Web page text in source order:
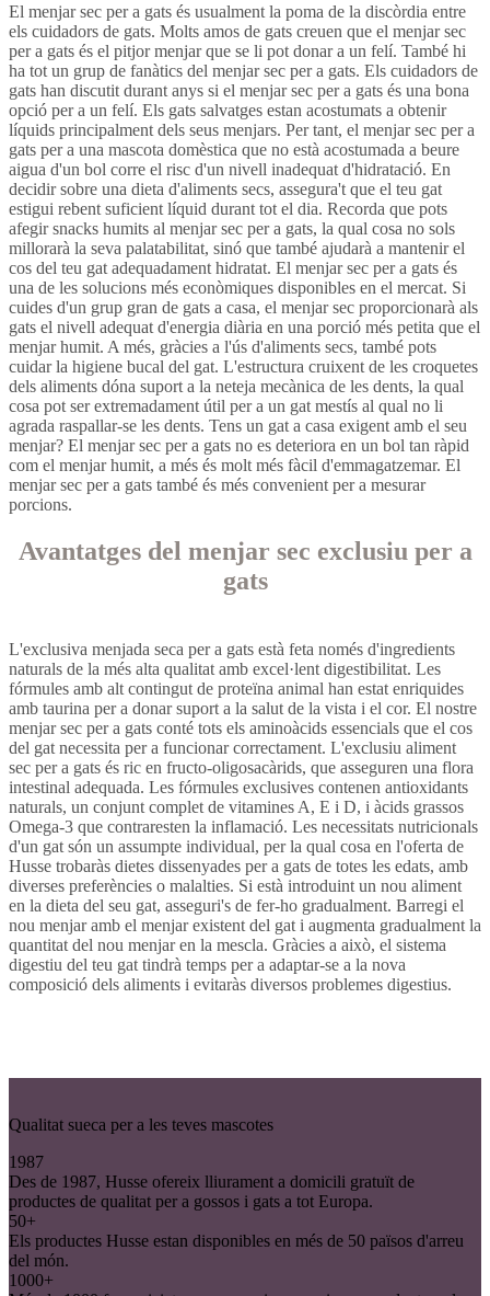
El menjar sec per a gats és usualment la poma de la discòrdia entre
els cuidadors de gats. Molts amos de gats creuen que el menjar sec
per a gats és el pitjor menjar que se li pot donar a un felí. També hi
ha tot un grup de fanàtics del menjar sec per a gats. Els cuidadors de
gats han discutit durant anys si el menjar sec per a gats és una bona
opció per a un felí. Els gats salvatges estan acostumats a obtenir
líquids principalment dels seus menjars. Per tant, el menjar sec per a
gats per a una mascota domèstica que no està acostumada a beure
aigua d'un bol corre el risc d'un nivell inadequat d'hidratació. En
decidir sobre una dieta d'aliments secs, assegura't que el teu gat
estigui rebent suficient líquid durant tot el dia. Recorda que pots
afegir snacks humits al menjar sec per a gats, la qual cosa no sols
millorarà la seva palatabilitat, sinó que també ajudarà a mantenir el
cos del teu gat adequadament hidratat. El menjar sec per a gats és
una de les solucions més econòmiques disponibles en el mercat. Si
cuides d'un grup gran de gats a casa, el menjar sec proporcionarà als
gats el nivell adequat d'energia diària en una porció més petita que el
menjar humit. A més, gràcies a l'ús d'aliments secs, també pots
cuidar la higiene bucal del gat. L'estructura cruixent de les croquetes
dels aliments dóna suport a la neteja mecànica de les dents, la qual
cosa pot ser extremadament útil per a un gat mestís al qual no li
agrada raspallar-se les dents. Tens un gat a casa exigent amb el seu
menjar? El menjar sec per a gats no es deteriora en un bol tan ràpid
com el menjar humit, a més és molt més fàcil d'emmagatzemar. El
menjar sec per a gats també és més convenient per a mesurar
porcions.
Avantatges del menjar sec exclusiu per a
gats
L'exclusiva menjada seca per a gats està feta només d'ingredients
naturals de la més alta qualitat amb excel·lent digestibilitat. Les
fórmules amb alt contingut de proteïna animal han estat enriquides
amb taurina per a donar suport a la salut de la vista i el cor. El nostre
menjar sec per a gats conté tots els aminoàcids essencials que el cos
del gat necessita per a funcionar correctament. L'exclusiu aliment
sec per a gats és ric en fructo-oligosacàrids, que asseguren una flora
intestinal adequada. Les fórmules exclusives contenen antioxidants
naturals, un conjunt complet de vitamines A, E i D, i àcids grassos
Omega-3 que contraresten la inflamació. Les necessitats nutricionals
d'un gat són un assumpte individual, per la qual cosa en l'oferta de
Husse trobaràs dietes dissenyades per a gats de totes les edats, amb
diverses preferències o malalties. Si està introduint un nou aliment
en la dieta del seu gat, asseguri's de fer-ho gradualment. Barregi el
nou menjar amb el menjar existent del gat i augmenta gradualment la
quantitat del nou menjar en la mescla. Gràcies a això, el sistema
digestiu del teu gat tindrà temps per a adaptar-se a la nova
composició dels aliments i evitaràs diversos problemes digestius.
Qualitat sueca per a les teves mascotes
1987
Des de 1987, Husse ofereix lliurament a domicili gratuït de
productes de qualitat per a gossos i gats a tot Europa.
50+
Els productes Husse estan disponibles en més de 50 països d'arreu
del món.
1000+